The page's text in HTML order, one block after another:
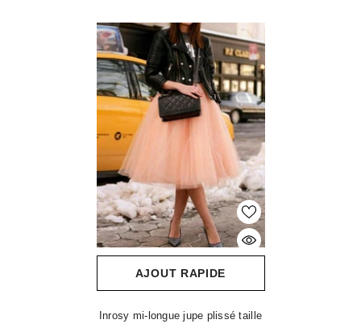
AJOUT RAPIDE
Inrosy mi-longue jupe plissé taille